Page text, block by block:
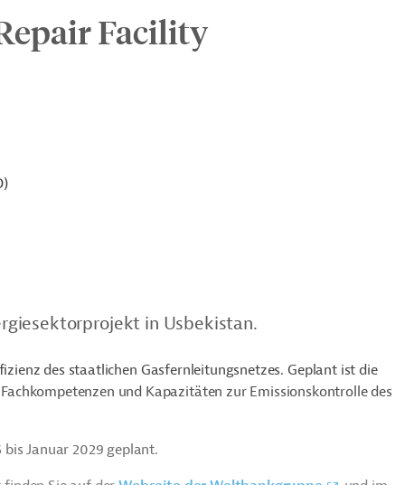
Facility
in Usbekistan.
des staatlichen Gasfernleitungsnetzes. Geplant ist die
und Kapazitäten zur Emissionskontrolle des
Januar 2029 geplant.